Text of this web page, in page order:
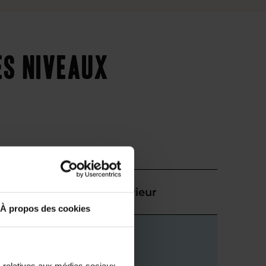
À propos des cookies
niveaux
Supérieur